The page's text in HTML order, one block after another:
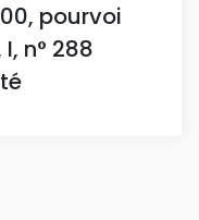
pourvoi
n° 288